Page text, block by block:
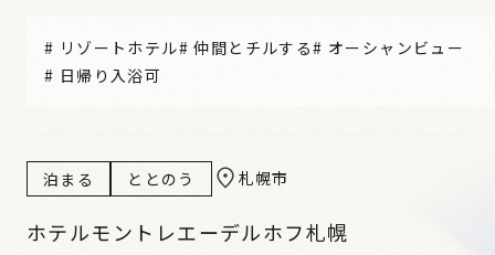
# リゾートホテル#仲間とチルする# オーシャンビュー
# 日帰り入浴可
泊まる ととのう 札幌市
ホテルモントレエーデルホフ札幌